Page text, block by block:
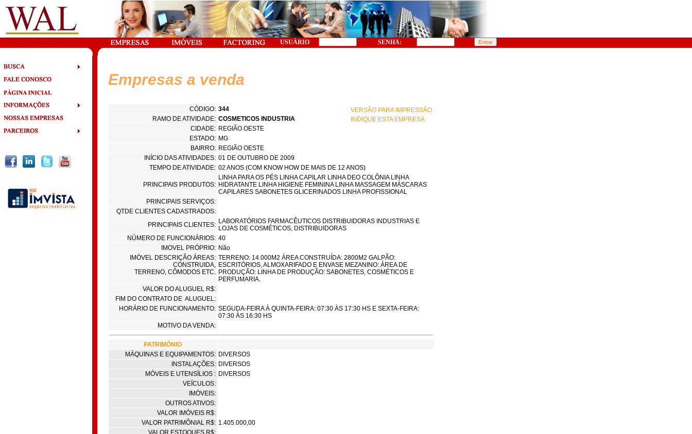
USUÁRIO SENHA:
Empresas a venda
CÓDIGO: 344
VERSÃO PARA IMPRESSÃO
INDIQUE ESTA EMPRESA
RAMO DE ATIVIDADE: COSMETICOS INDUSTRIA
CIDADE: REGIÃO OESTE
ESTADO: MG
BAIRRO: REGIÃO OESTE
INÍCIO DAS ATIVIDADES: 01 DE OUTUBRO DE 2009
TEMPO DE ATIVIDADE: 02 ANOS (COM KNOW HOW DE MAIS DE 12 ANOS)
PRINCIPAIS PRODUTOS:
LINHA PARA OS PÉS LINHA CAPILAR LINHA DEO COLÔNIA LINHA
HIDRATANTE LINHA HIGIENE FEMININA LINHA MASSAGEM MÁSCARAS
CAPILARES SABONETES GLICERINADOS LINHA PROFISSIONAL
PRINCIPAIS SERVIÇOS:
QTDE CLIENTES CADASTRADOS:
PRINCIPAIS CLIENTES: LABORATÓRIOS FARMACÊUTICOS DISTRIBUIDORAS INDUSTRIAS E
LOJAS DE COSMÉTICOS, DISTRIBUIDORAS
NÚMERO DE FUNCIONÁRIOS: 40
IMOVEL PRÓPRIO: Não
IMÓVEL DESCRIÇÃO ÁREAS:
CONSTRUIDA,
TERRENO, CÔMODOS ETC.
TERRENO: 14.000M2 ÁREA CONSTRUÍDA: 2800M2 GALPÃO:
ESCRITÓRIOS, ALMOXARIFADO E ENVASE MEZANINO: ÁREA DE
PRODUÇÃO: LINHA DE PRODUÇÃO: SABONETES, COSMÉTICOS E
PERFUMARIA.
VALOR DO ALUGUEL R$:
FIM DO CONTRATO DE ALUGUEL:
HORÁRIO DE FUNCIONAMENTO: SEGUDA-FEIRA À QUINTA-FEIRA: 07:30 ÀS 17:30 HS E SEXTA-FEIRA:
07:30 ÀS 16:30 HS
MOTIVO DA VENDA:
PATRIMÔNIO
MÁQUINAS E EQUIPAMENTOS: DIVERSOS
INSTALAÇÕES: DIVERSOS
MÓVEIS E UTENSÍLIOS : DIVERSOS
VEÍCULOS:
IMÓVEIS:
OUTROS ATIVOS:
VALOR IMÓVEIS R$:
VALOR PATRIMÔNIAL R$: 1.405.000,00
VALOR ESTOQUES R$: